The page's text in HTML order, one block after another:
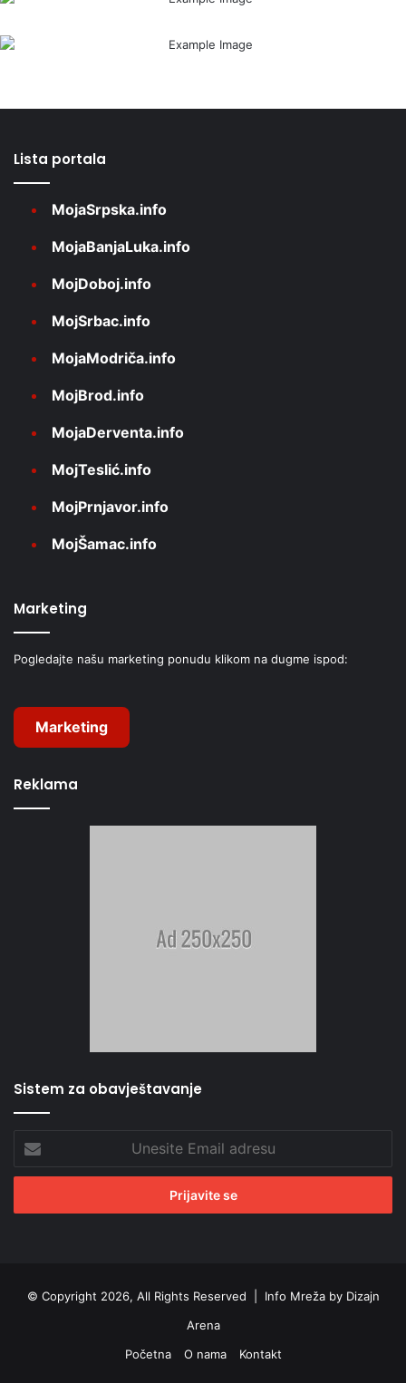
Lista portala
MojaSrpska.info
MojaBanjaLuka.info
MojDoboj.info
MojSrbac.info
MojaModriča.info
MojBrod.info
MojaDerventa.info
MojTeslić.info
MojPrnjavor.info
MojŠamac.info
Marketing
Pogledajte našu marketing ponudu klikom na dugme ispod:
Marketing
Reklama
Sistem za obavještavanje
Email
adresu
© Copyright 2026, All Rights Reserved | Info Mreža by Dizajn
Arena
Početna
O nama Kontakt